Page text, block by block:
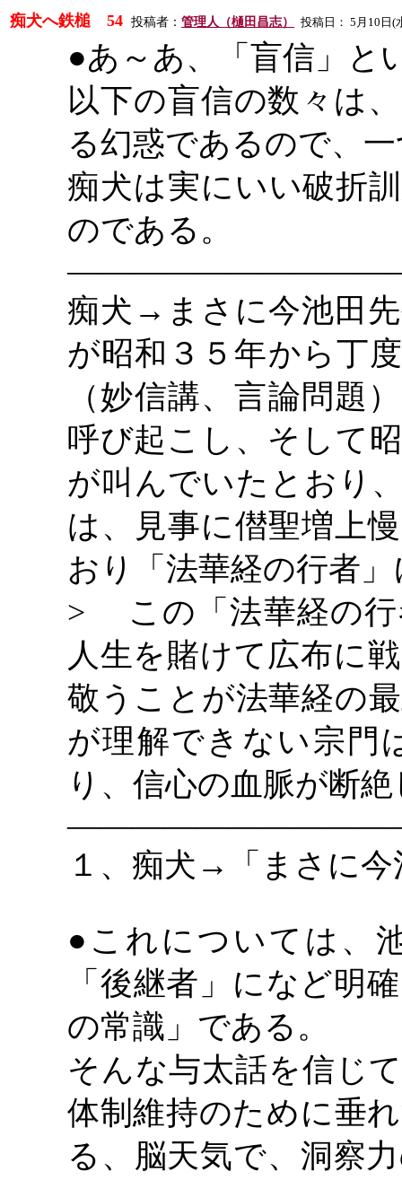
痴犬へ鉄槌 54 投稿者： 管理人（樋田昌志） 投稿日： 5 月 10 日 (
●あ～あ、「盲信」と
以下の盲信の数々は
る幻惑であるので、
痴犬は実にいい破折
のである。
痴犬 →まさに今池田
が昭和３５年から丁
（妙信講、言論問題
呼び起こし、そして
が叫んでいたとおり
は、見事に僣聖増上
おり「法華経の行者
> この「法華経の行
人生を賭けて広布に
敬うことが法華経の
が理解できない宗門
り、信心の血脈が断
１、痴犬 →「まさに今
●これについては、
「後継者」になど明
の常識」である。
そんな与太話を信じ
体制維持のために垂
る、脳天気で、洞察